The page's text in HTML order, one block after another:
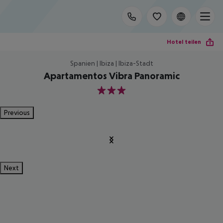
Hotel teilen
Spanien | Ibiza | Ibiza-Stadt
Apartamentos Vibra Panoramic
3
Previous
Next